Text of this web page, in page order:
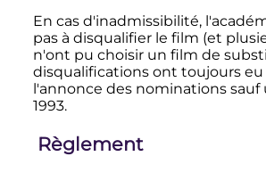
En cas d'inadmissibilité,
pas à disqualifier le film (et
n'ont pu choisir un film de
disqualifications ont toujours eu
l'annonce des nominations sauf
1993.
Règlement